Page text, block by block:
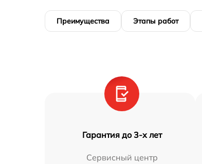
Преимущества Этапы работ
Гарантия до 3-х лет
Сервисный центр